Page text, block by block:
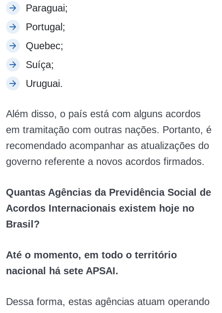
Paraguai;
Portugal;
Quebec;
Suíça;
Uruguai.
Além disso, o país está com alguns acordos
em tramitação com outras nações. Portanto, é
recomendado acompanhar as atualizações do
governo referente a novos acordos firmados.
Quantas Agências da Previdência Social de
Acordos Internacionais existem hoje no
Brasil?
Até o momento, em todo o território
nacional há sete APSAI.
Dessa forma, estas agências atuam operando